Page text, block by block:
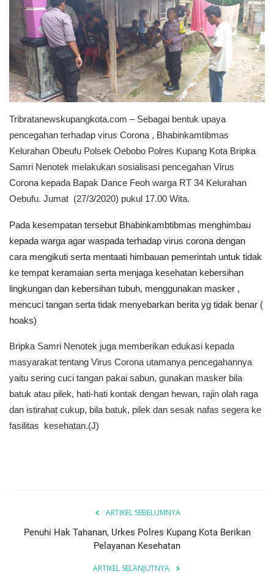
Tribratanewskupangkota.com – Sebagai bentuk upaya
pencegahan terhadap virus Corona , Bhabinkamtibmas
Kelurahan Obeufu Polsek Oebobo Polres Kupang Kota Bripka
Samri Nenotek melakukan sosialisasi pencegahan Virus
Corona kepada Bapak Dance Feoh warga RT 34 Kelurahan
Oebufu. Jumat (27/3/2020) pukul 17.00 Wita.
Pada kesempatan tersebut Bhabinkambtibmas menghimbau
kepada warga agar waspada terhadap virus corona dengan
cara mengikuti serta mentaati himbauan pemerintah untuk tidak
ke tempat keramaian serta menjaga kesehatan kebersihan
lingkungan dan kebersihan tubuh, menggunakan masker ,
mencuci tangan serta tidak menyebarkan berita yg tidak benar (
hoaks)
Bripka Samri Nenotek juga memberikan edukasi kepada
masyarakat tentang Virus Corona utamanya pencegahannya
yaitu sering cuci tangan pakai sabun, gunakan masker bila
batuk atau pilek, hati-hati kontak dengan hewan, rajin olah raga
dan istirahat cukup, bila batuk, pilek dan sesak nafas segera ke
fasilitas kesehatan.(J)
ARTIKEL SEBELUMNYA
Penuhi Hak Tahanan, Urkes Polres Kupang Kota Berikan
Pelayanan Kesehatan
ARTIKEL SELANJUTNYA